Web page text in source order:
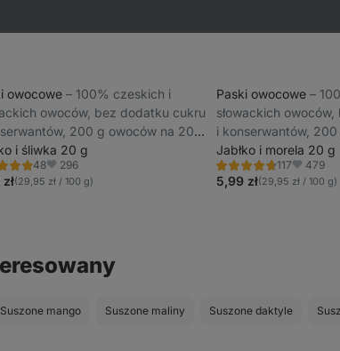
owocowe ⁠–⁠ 100% czeskich i
owoców, bez dodatku cukru
200 g owoców na 20 g
i śliwka 20 g
48Ulubione
296
(29,95 zł / 100 g)
Paski owocowe ⁠–⁠
słowackich
i konserwantów,
produktu
Jabłko i morela 20 g
117
Ocena
4.7/5,
117
Ulubione
479
5,99 zł(29,95 zł / 100 g)
Suszone mango Suszone maliny Suszone daktyle